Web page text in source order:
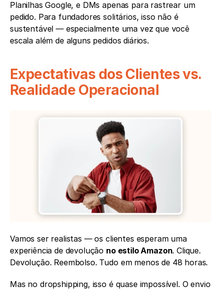
Planilhas Google, e DMs apenas para rastrear um
pedido. Para fundadores solitários, isso não é
sustentável — especialmente uma vez que você
escala além de alguns pedidos diários.
Expectativas dos Clientes vs.
Realidade Operacional
Vamos ser realistas — os clientes esperam uma
experiência de devolução no estilo Amazon. Clique.
Devolução. Reembolso. Tudo em menos de 48 horas.
Mas no dropshipping, isso é quase impossível. O envio